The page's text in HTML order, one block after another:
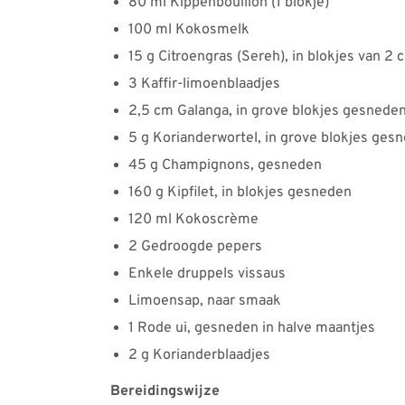
100 ml Kokosmelk
15 g Citroengras (Sereh), in blokjes van 2
3 Kaffir-limoenblaadjes
2,5 cm Galanga, in grove blokjes gesneden
5 g Korianderwortel, in grove blokjes
45 g Champignons, gesneden
160 g Kipfilet, in blokjes gesneden
120 ml Kokoscrème
2 Gedroogde pepers
Enkele druppels vissaus
Limoensap, naar smaak
1 Rode ui, gesneden in halve maantjes
2 g Korianderblaadjes
Bereidingswijze